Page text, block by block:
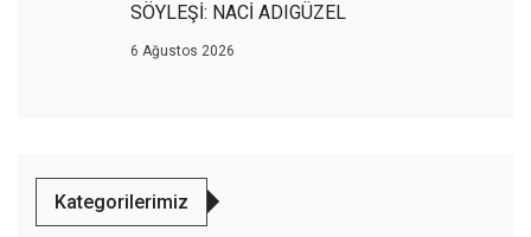
SÖYLEŞİ: NACİ ADIGÜZEL
6 Ağustos 2026
Kategorilerimiz